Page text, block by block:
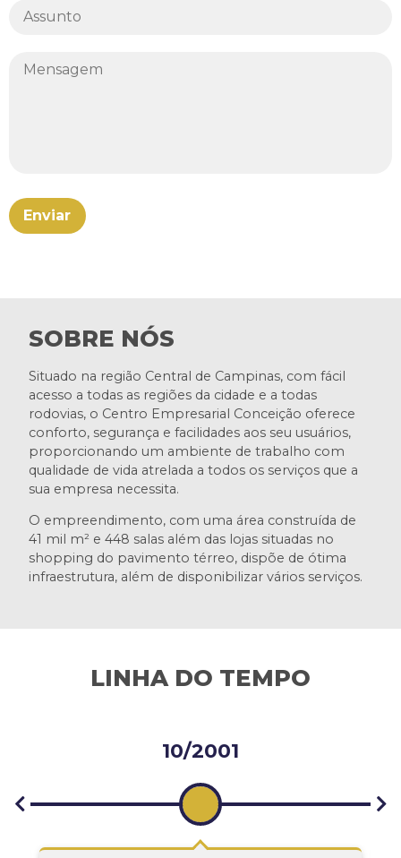
SOBRE NÓS
Situado na região Central de Campinas, com fácil
acesso a todas as regiões da cidade e a todas
rodovias, o Centro Empresarial Conceição oferece
conforto, segurança e facilidades aos seu usuários,
proporcionando um ambiente de trabalho com
qualidade de vida atrelada a todos os serviços que a
sua empresa necessita.
O empreendimento, com uma área construída de
41 mil m² e 448 salas além das lojas situadas no
shopping do pavimento térreo, dispõe de ótima
infraestrutura, além de disponibilizar vários serviços.
LINHA DO TEMPO
10/2001